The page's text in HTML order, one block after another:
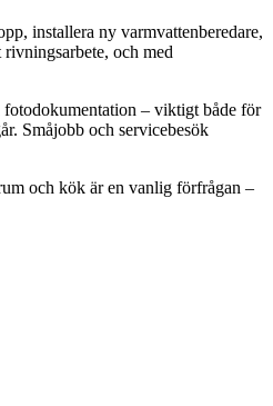
installera ny varmvattenberedare,
och med
fotodokumentation – viktigt både för
Småjobb och servicebesök
och kök är en vanlig förfrågan –